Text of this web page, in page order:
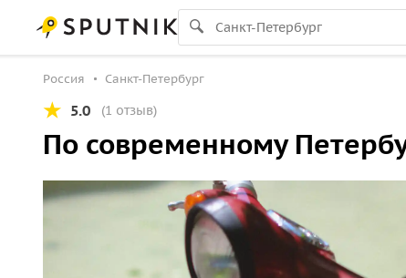
Россия Санкт-Петербург
5.0 (1 отзыв)
По современному